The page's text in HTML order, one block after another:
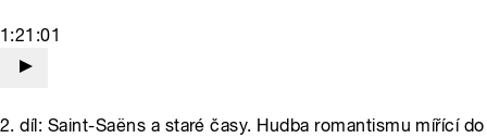
1:21:01
2. díl: Saint-Saëns a staré časy. Hudba romantismu mířící do